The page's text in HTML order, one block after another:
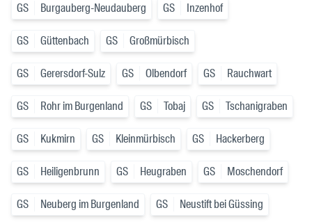
GS Burgauberg-Neudauberg GS Inzenhof
GS Güttenbach GS Großmürbisch
GS Gerersdorf-Sulz GS Olbendorf GS Rauchwart
GS Rohr im Burgenland GS Tobaj GS Tschanigraben
GS Kukmirn GS Kleinmürbisch GS Hackerberg
GS Heiligenbrunn GS Heugraben GS Moschendorf
GS Neuberg im Burgenland GS Neustift bei Güssing